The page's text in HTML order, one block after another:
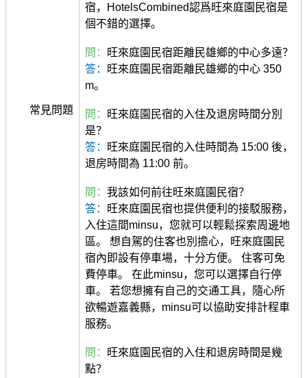
常見問題
宿，HotelsCombined認爲旺來庭園民宿是
個不錯的選擇。
問：
旺來庭園民宿距離民雄鄉的中心多遠？
答：
旺來庭園民宿距離民雄鄉的中心 350
m。
問：
旺來庭園民宿的入住及退房時間分別
是？
答：
旺來庭園民宿的入住時間為 15:00 後，
退房時間為 11:00 前。
問： 我該如何前往旺來庭園民宿？
答：
旺來庭園民宿也提供便利的接駁服務，
入住這間minsu，您就可以輕鬆探索周邊地
區。 想自駕的住客也別擔心，旺來庭園民
宿內即設有停車場，十分方便。 住客可免
費停車。 在此minsu，您可以選擇自行停
車。 若您想擁有自己的交通工具，隨心所
欲暢遊嘉義縣，minsu可以協助安排計程車
服務。
問：
旺來庭園民宿的入住和退房時間是幾
點？